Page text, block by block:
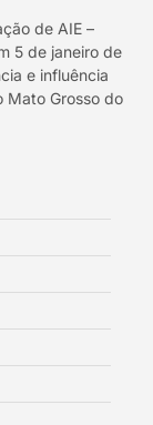
de AIE –
5 de janeiro de
e influência
Mato Grosso do